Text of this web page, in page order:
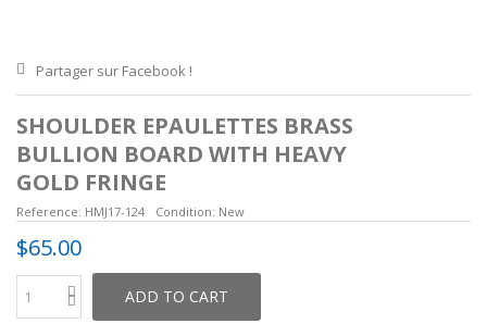
Partager sur Facebook !
SHOULDER EPAULETTES BRASS
BULLION BOARD WITH HEAVY
GOLD FRINGE
Reference: HMJ17-124 Condition: New
$65.00
ADD TO CART